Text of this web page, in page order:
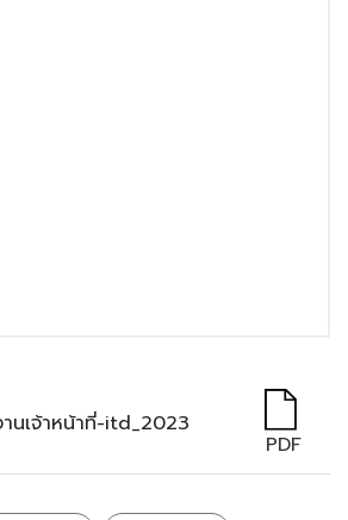
นเจ้าหน้าที่-itd_2023
PDF